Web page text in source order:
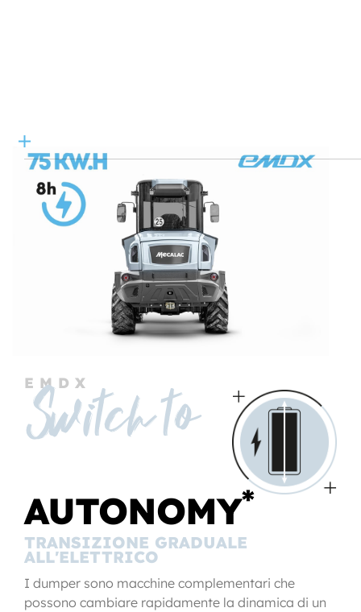
EMDX
Switch to
AUTONOMY*
TRANSIZIONE GRADUALE
ALL'ELETTRICO
I dumper sono macchine complementari che
possono cambiare rapidamente la dinamica di un